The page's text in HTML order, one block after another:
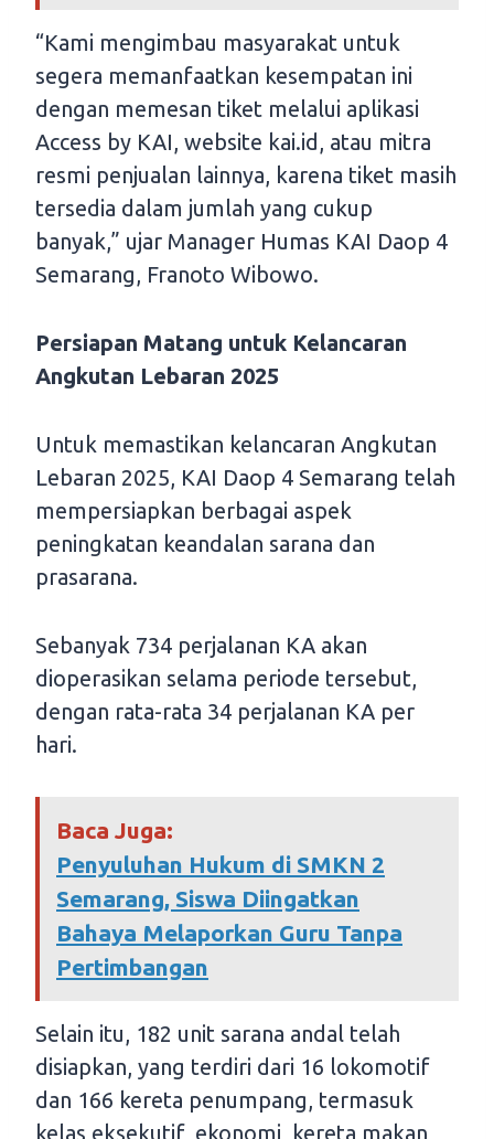
“Kami mengimbau masyarakat untuk
segera memanfaatkan kesempatan ini
dengan memesan tiket melalui aplikasi
Access by KAI, website kai.id, atau mitra
resmi penjualan lainnya, karena tiket masih
tersedia dalam jumlah yang cukup
banyak,” ujar Manager Humas KAI Daop 4
Semarang, Franoto Wibowo.
Persiapan Matang untuk Kelancaran
Angkutan Lebaran 2025
Untuk memastikan kelancaran Angkutan
Lebaran 2025, KAI Daop 4 Semarang telah
mempersiapkan berbagai aspek
peningkatan keandalan sarana dan
prasarana.
Sebanyak 734 perjalanan KA akan
dioperasikan selama periode tersebut,
dengan rata-rata 34 perjalanan KA per
hari.
Baca Juga:
Penyuluhan Hukum di SMKN 2
Semarang, Siswa Diingatkan
Bahaya Melaporkan Guru Tanpa
Pertimbangan
Selain itu, 182 unit sarana andal telah
disiapkan, yang terdiri dari 16 lokomotif
dan 166 kereta penumpang, termasuk
kelas eksekutif, ekonomi, kereta makan,